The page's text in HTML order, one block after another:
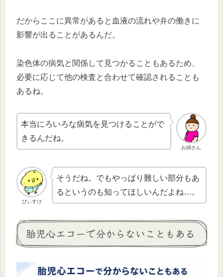
だからここに異常があると血液の流れや弁の働きに
影響が出ることがあるんだ。
染色体の病気と関係して見つかることもあるため、
必要に応じて他の検査と合わせて確認されることも
あるね。
お姉さん
本当にろいろな病気を見つけることがで
きるんだね。
ぴぃすけ
そうだね。でもやっぱり難しい部分もあ
るというのも知ってほしいんだよね…。
胎児心エコーで分からないこともある